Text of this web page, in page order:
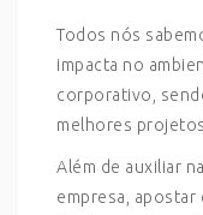
Todos nós
impacta no
corporativo,
melhores
Além de auxiliar
empresa, apostar